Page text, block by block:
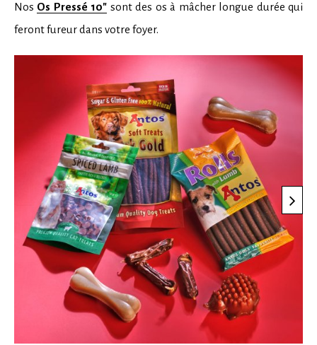
Nos Os Pressé 10" sont des os à mâcher longue durée qui
feront fureur dans votre foyer.